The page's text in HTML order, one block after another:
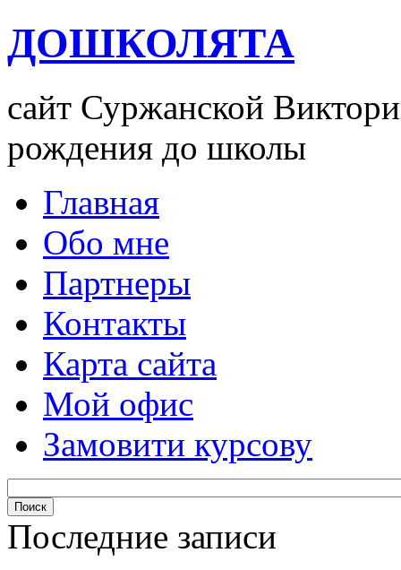
ДОШКОЛЯТА
сайт Суржанской
рождения до школы
Главная
Обо мне
Партнеры
Контакты
Карта сайта
Мой офис
Замовити курсову
Последние записи